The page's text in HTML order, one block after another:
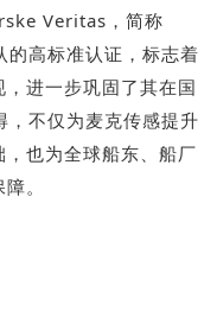
Veritas，简称
的高标准认证，标志着
进一步巩固了其在国
，不仅为麦克传感提升
也为全球船东、船厂
。